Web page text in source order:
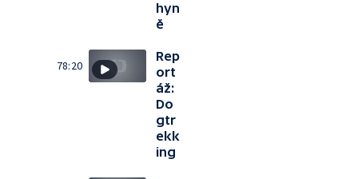
hyn
ě
78:20
Rep
ort
áž:
Do
gtr
ekk
ing